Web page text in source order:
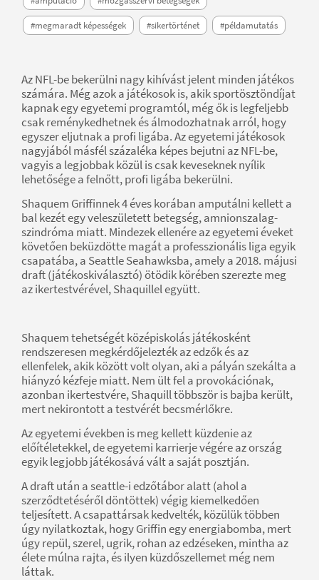
#megmaradt képességek #sikertörténet #példamutatás
Az NFL-be bekerülni nagy kihívást jelent minden játékos
számára. Még azok a játékosok is, akik sportösztöndíjat
kapnak egy egyetemi programtól, még ők is legfeljebb
csak reménykedhetnek és álmodozhatnak arról, hogy
egyszer eljutnak a profi ligába. Az egyetemi játékosok
nagyjából másfél százaléka képes bejutni az NFL-be,
vagyis a legjobbak közül is csak keveseknek nyílik
lehetősége a felnőtt, profi ligába bekerülni.
Shaquem Griffinnek 4 éves korában amputálni kellett a
bal kezét egy veleszületett betegség, amnionszalag-
szindróma miatt. Mindezek ellenére az egyetemi éveket
követően beküzdötte magát a professzionális liga egyik
csapatába, a Seattle Seahawksba, amely a 2018. májusi
draft (játékoskiválasztó) ötödik körében szerezte meg
az ikertestvérével, Shaquillel együtt.
Shaquem tehetségét középiskolás játékosként
rendszeresen megkérdőjelezték az edzők és az
ellenfelek, akik között volt olyan, aki a pályán szekálta a
hiányzó kézfeje miatt. Nem ült fel a provokációnak,
azonban ikertestvére, Shaquill többször is bajba került,
mert nekirontott a testvérét becsmérlőkre.
Az egyetemi években is meg kellett küzdenie az
előítéletekkel, de egyetemi karrierje végére az ország
egyik legjobb játékosává vált a saját posztján.
A draft után a seattle-i edzőtábor alatt (ahol a
szerződtetéséről döntöttek) végig kiemelkedően
teljesített. A csapattársak kedvelték, közülük többen
úgy nyilatkoztak, hogy Griffin egy energiabomba, mert
úgy repül, szerel, ugrik, rohan az edzéseken, mintha az
élete múlna rajta, és ilyen küzdőszellemet még nem
láttak.